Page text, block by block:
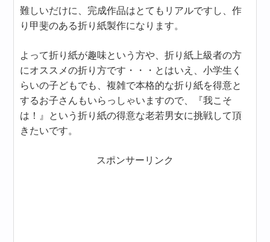
難しいだけに、完成作品はとてもリアルですし、作
り甲斐のある折り紙製作になります。
よって折り紙が趣味という方や、折り紙上級者の方
にオススメの折り方です・・・とはいえ、小学生く
らいの子どもでも、複雑で本格的な折り紙を得意と
するお子さんもいらっしゃいますので、『我こそ
は！』という折り紙の得意な老若男女に挑戦して頂
きたいです。
スポンサーリンク